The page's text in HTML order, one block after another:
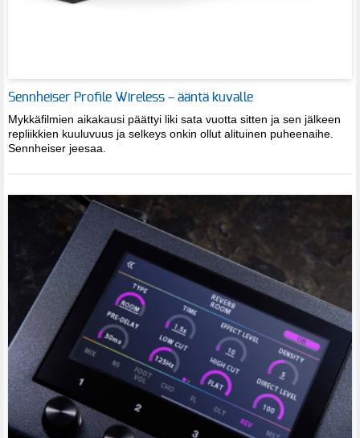
Sennheiser Profile Wireless – ääntä kuvalle
Mykkäfilmien aikakausi päättyi liki sata vuotta sitten ja sen jälkeen
repliikkien kuuluvuus ja selkeys onkin ollut alituinen puheenaihe.
Sennheiser jeesaa.